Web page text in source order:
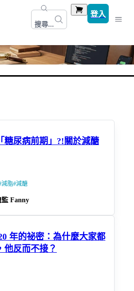
搜尋...
登入
糖尿病前期」?!關於減醣
減脂#減醣
Fanny
年的祕密：為什麼大家都
他反而不接？